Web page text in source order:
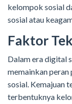
kelompok sosial
sosial atau
Faktor
Dalam era digital
memainkan
sosial. Kemajuan
terbentuknya